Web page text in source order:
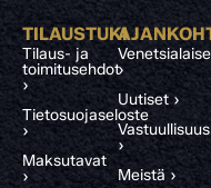
TILAUSTUKI
Tilaus- ja
toimitusehdot
›
Tietosuojaseloste
›
Maksutavat
›
›
Uutiset ›
Vastuullisuus
›
Meistä ›